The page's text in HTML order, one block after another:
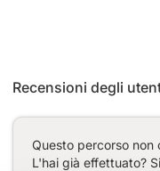
Recensioni degli
Questo percorso non
L'hai già effettuato?